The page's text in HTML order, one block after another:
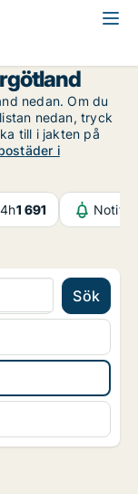
nedan. Om du
nedan, tryck
till i jakten på
i
1 691
Sök